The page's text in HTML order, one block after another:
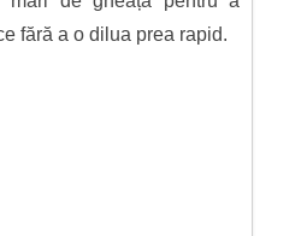
fără a o dilua prea rapid.